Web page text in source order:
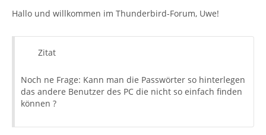
Hallo und willkommen im Thunderbird-Forum, Uwe!
Zitat
Noch ne Frage: Kann man die Passwörter so hinterlegen
das andere Benutzer des PC die nicht so einfach finden
können ?